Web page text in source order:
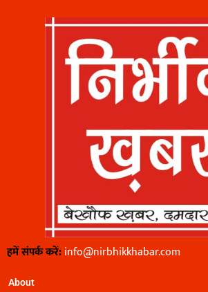
हमें संपर्क करें:info@nirbhikkhabar.com
About